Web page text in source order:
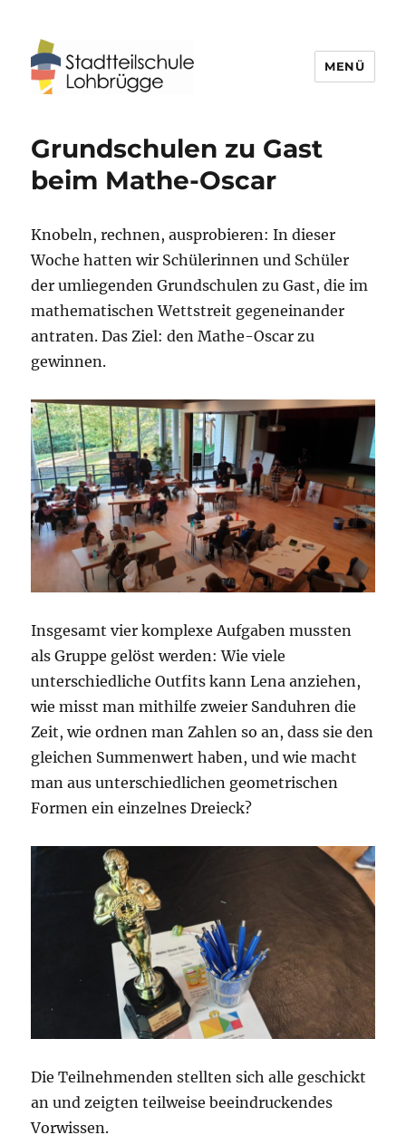
MENÜ
Grundschulen zu Gast
beim Mathe-Oscar
Knobeln, rechnen, ausprobieren: In dieser
Woche hatten wir Schülerinnen und Schüler
der umliegenden Grundschulen zu Gast, die im
mathematischen Wettstreit gegeneinander
antraten. Das Ziel: den Mathe-Oscar zu
gewinnen.
Insgesamt vier komplexe Aufgaben mussten
als Gruppe gelöst werden: Wie viele
unterschiedliche Outfits kann Lena anziehen,
wie misst man mithilfe zweier Sanduhren die
Zeit, wie ordnen man Zahlen so an, dass sie den
gleichen Summenwert haben, und wie macht
man aus unterschiedlichen geometrischen
Formen ein einzelnes Dreieck?
Die Teilnehmenden stellten sich alle geschickt
an und zeigten teilweise beeindruckendes
Vorwissen.